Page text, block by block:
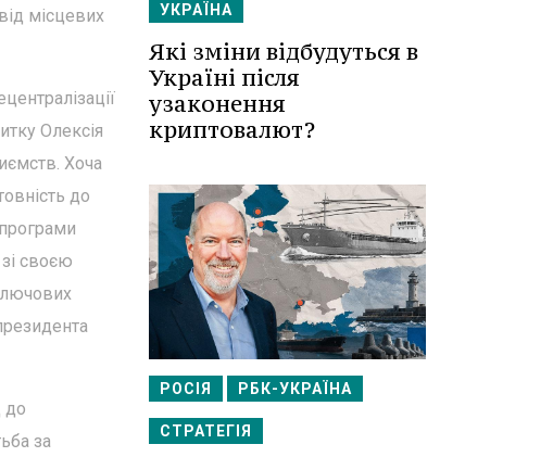
місцевих
Олексія
Хоча
до
своєю
до
за
УКРАЇНА
Які зміни відбудуться в
Україні після
узаконення
криптовалют?
РОСІЯ РБК-УКРАЇНА
СТРАТЕГІЯ